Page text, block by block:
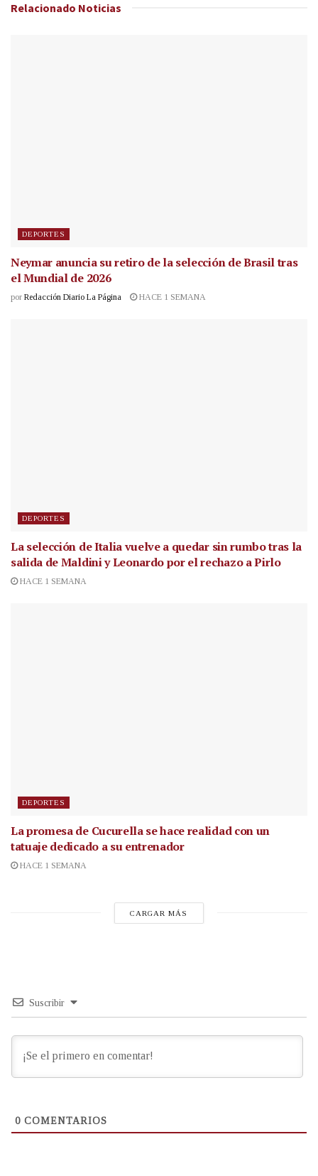
Relacionado Noticias
DEPORTES
Neymar anuncia su retiro de la selección de Brasil tras
el Mundial de 2026
por Redacción Diario La Página HACE 1 SEMANA
DEPORTES
La selección de Italia vuelve a quedar sin rumbo tras la
salida de Maldini y Leonardo por el rechazo a Pirlo
HACE 1 SEMANA
DEPORTES
La promesa de Cucurella se hace realidad con un
tatuaje dedicado a su entrenador
HACE 1 SEMANA
CARGAR MÁS
Suscribir
0 COMENTARIOS